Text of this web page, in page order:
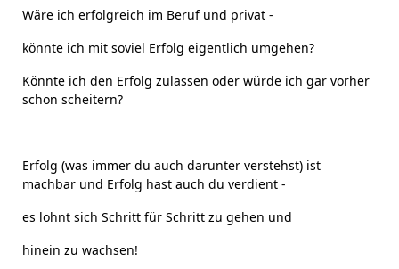
Wäre ich erfolgreich im Beruf und privat -
könnte ich mit soviel Erfolg eigentlich umgehen?
Könnte ich den Erfolg zulassen oder würde ich gar vorher
schon scheitern?
Erfolg (was immer du auch darunter verstehst) ist
machbar und Erfolg hast auch du verdient -
es lohnt sich Schritt für Schritt zu gehen und
hinein zu wachsen!